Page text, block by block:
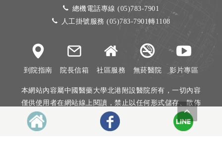
總機電話專線 (05)783-7901
人工掛號服務 (05)783-7901轉1108
到院指南 院長信箱 社區服務 無菸醫院 影片專區
本網站內容屬中國醫藥大學北港附設醫院所有，一切內容
僅供使用者在網站線上閱讀，禁止以任何形式儲存、散佈
或重製部分或全部內容
本網站建議以Internet Explorer 10以上、Firefox或Google